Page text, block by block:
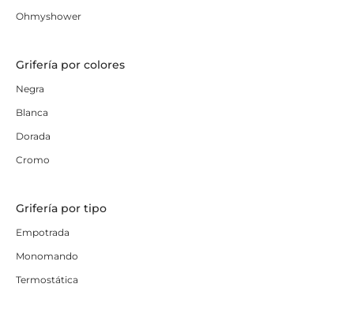
Ohmyshower
Grifería por colores
Negra
Blanca
Dorada
Cromo
Grifería por tipo
Empotrada
Monomando
Termostática